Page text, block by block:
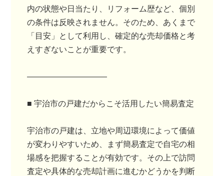
内の状態や日当たり、リフォーム歴など、個別
の条件は反映されません。そのため、あくまで
「目安」として利用し、確定的な売却価格と考
えすぎないことが重要です。
――――――――――
■ 宇治市の戸建だからこそ活用したい簡易査定
宇治市の戸建は、立地や周辺環境によって価値
が変わりやすいため、まず簡易査定で自宅の相
場感を把握することが有効です。その上で訪問
査定や具体的な売却計画に進むかどうかを判断